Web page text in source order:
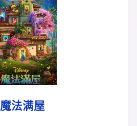
魔法满屋